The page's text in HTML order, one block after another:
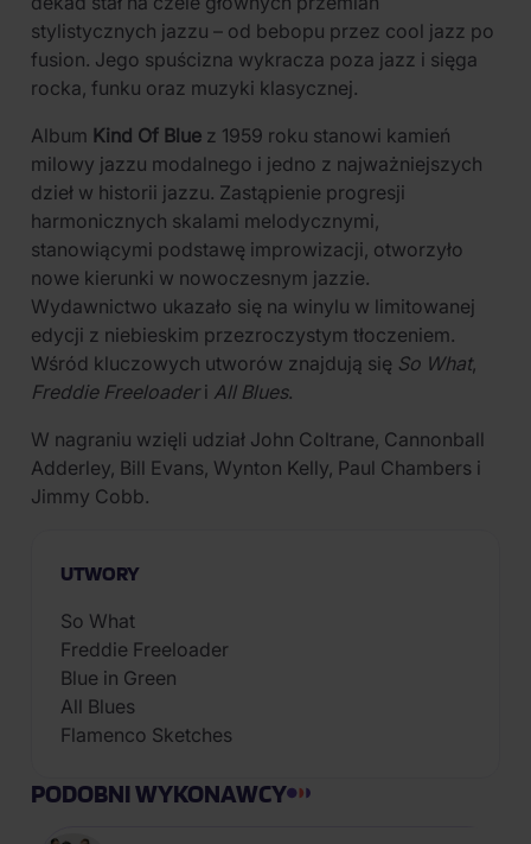
stylistycznych jazzu – od bebopu przez cool jazz po
fusion. Jego spuścizna wykracza poza jazz i sięga
rocka, funku oraz muzyki klasycznej.
Album Kind Of Blue z 1959 roku stanowi kamień
milowy jazzu modalnego i jedno z najważniejszych
dzieł w historii jazzu. Zastąpienie progresji
harmonicznych skalami melodycznymi,
stanowiącymi podstawę improwizacji, otworzyło
nowe kierunki w nowoczesnym jazzie.
Wydawnictwo ukazało się na winylu w limitowanej
edycji z niebieskim przezroczystym tłoczeniem.
Wśród kluczowych utworów znajdują się So What,
Freddie Freeloaderi All Blues.
W nagraniu wzięli udział John Coltrane, Cannonball
Adderley, Bill Evans, Wynton Kelly, Paul Chambers i
Jimmy Cobb.
UTWORY
So What
Freddie Freeloader
Blue in Green
All Blues
Flamenco Sketches
PODOBNI WYKONAWCY